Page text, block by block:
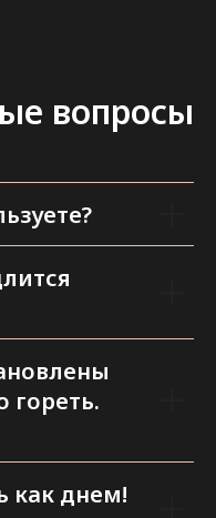
вопросы
гореть.
как днем!